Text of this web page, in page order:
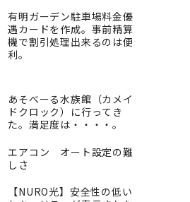
有明ガーデン駐車場料金優
遇カードを作成。事前精算
機で割引処理出来るのは便
利。
あそべーる水族館（カメイ
ドクロック）に行ってき
た。満足度は・・・・。
エアコン オート設定の難
しさ
【NURO光】安全性の低い